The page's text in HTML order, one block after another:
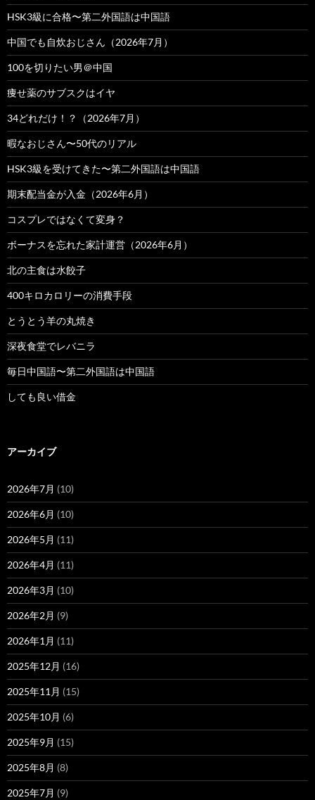
HSK3級に合格〜第二外国語は中国語
中国でも自炊おじさん（2026年7月）
100を切りたい男＠中国
痩せ薬のサブスクはイヤ
34どれだけ！？（2026年7月）
暇なおじさん〜50代のリアル
HSK3級を受けてきた〜第二外国語は中国語
期末配当金が入金（2026年6月）
コスプレではなくて変身？
ボーナスを忘れた家計運営（2026年6月）
北の主食は水餃子
400キロカロリーの消費手段
とうとう羊の丸焼き
深夜食堂でレバニラ
毎日中国語〜第二外国語は中国語
しても良い借金
アーカイブ
2026年7月 (10)
2026年6月 (10)
2026年5月 (11)
2026年4月 (11)
2026年3月 (10)
2026年2月 (9)
2026年1月 (11)
2025年12月 (16)
2025年11月 (15)
2025年10月 (6)
2025年9月 (15)
2025年8月 (8)
2025年7月 (9)